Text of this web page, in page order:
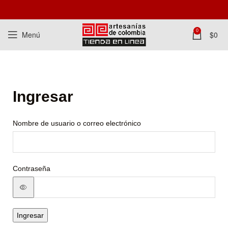
Menú 0 $0
Ingresar
Nombre de usuario o correo electrónico
Contraseña
Ingresar